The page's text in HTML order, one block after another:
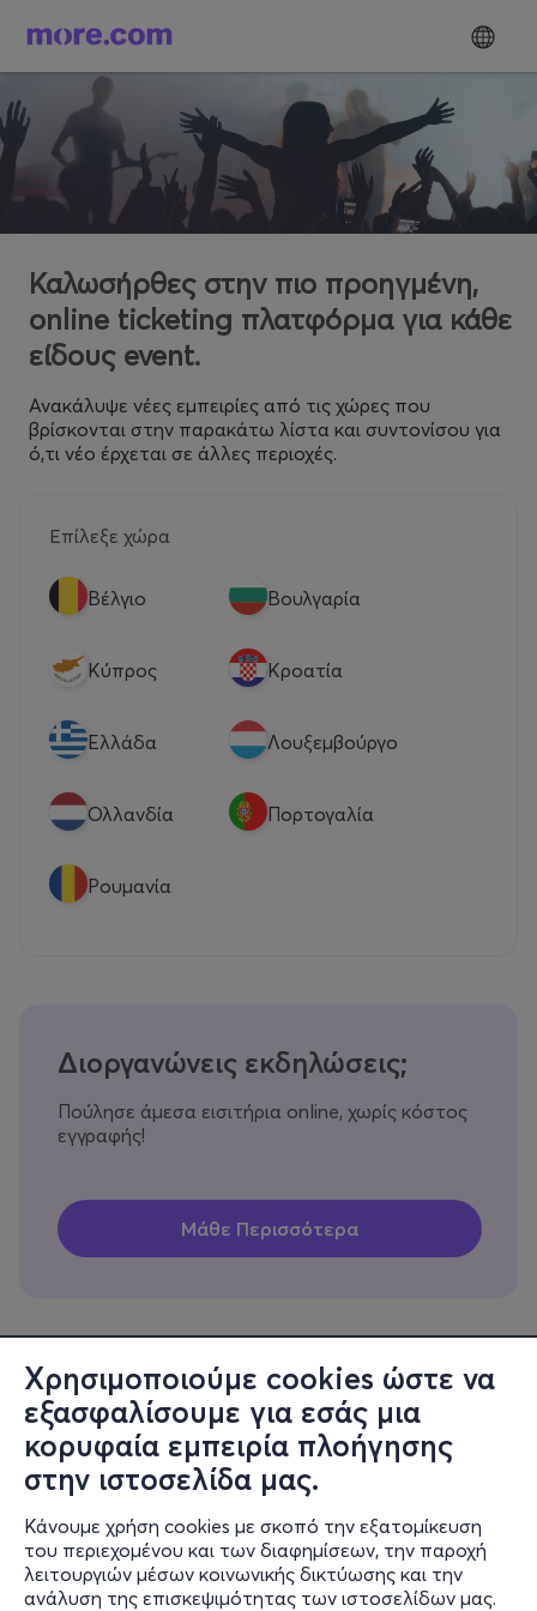
Χρησιμοποιούμε cookies ώστε να
εξασφαλίσουμε για εσάς μια
κορυφαία εμπειρία πλοήγησης
στην ιστοσελίδα μας.
Κάνουμε χρήση cookies με σκοπό την εξατομίκευση
του περιεχομένου και των διαφημίσεων, την παροχή
λειτουργιών μέσων κοινωνικής δικτύωσης και την
ανάλυση της επισκεψιμότητας των ιστοσελίδων μας.
Καλωσήρθες στην πιο προηγμένη,
online ticketing πλατφόρμα για κάθε
είδους event.
Ανακάλυψε νέες εμπειρίες από τις χώρες που
βρίσκονται στην παρακάτω λίστα και συντονίσου για
ό,τι νέο έρχεται σε άλλες περιοχές.
Επίλεξε χώρα
Βέλγιο Βουλγαρία
Κύπρος Κροατία
Eλλάδα Λουξεμβούργο
Ολλανδία Πορτογαλία
Ρουμανία
Διοργανώνεις εκδηλώσεις;
Πούλησε άμεσα εισιτήρια online, χωρίς κόστος
εγγραφής!
Πληροφορίες
Υποστήριξη
Stay Connected